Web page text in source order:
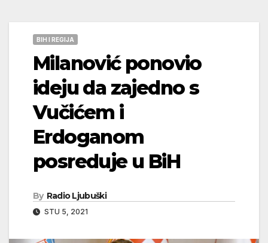
BIH I REGIJA
Milanović ponovio
ideju da zajedno s
Vučićem i
Erdoganom
posreduje u BiH
By Radio Ljubuški
STU 5, 2021